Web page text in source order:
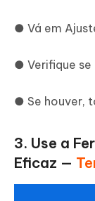
● Vá em
● Verifique se
● Se houver,
3. Use a
Eficaz —